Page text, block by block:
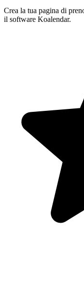
Crea la tua pagina di
il software Koalendar.